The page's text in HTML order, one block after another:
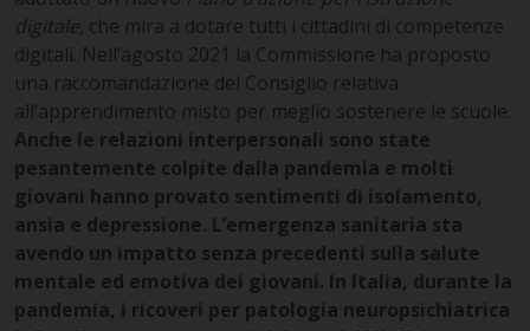
digitale , che mira a dotare tutti i cittadini di competenze
digitali. Nell’agosto 2021 la Commissione ha proposto
una raccomandazione del Consiglio relativa
all’apprendimento misto per meglio sostenere le scuole.
Anche le relazioni interpersonali sono state
pesantemente colpite dalla pandemia e molti
giovani hanno provato sentimenti di isolamento,
ansia e depressione. L’emergenza sanitaria sta
avendo un impatto senza precedenti sulla salute
mentale ed emotiva dei giovani. In Italia, durante la
pandemia, i ricoveri per patologia neuropsichiatrica